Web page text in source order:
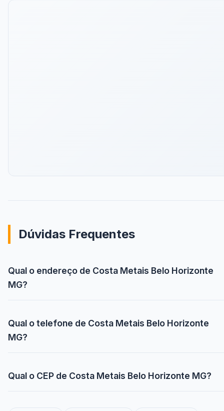
Dúvidas Frequentes
Qual o endereço de Costa Metais Belo Horizonte
MG?
Qual o telefone de Costa Metais Belo Horizonte
MG?
Qual o CEP de Costa Metais Belo Horizonte MG?